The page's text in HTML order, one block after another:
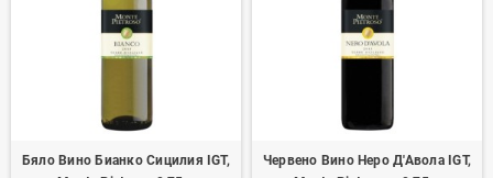
Бяло Вино Бианко Сицилия IGT,
Червено Вино Неро Д'Авола IGT,